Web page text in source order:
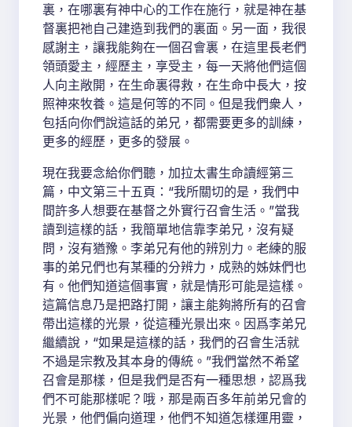
裏，在哪裏有神中心的工作在施行，就是神在基
督裏把祂自己建造到我們的裏面。另一面，我很
感謝主，讓我能夠在一個召會裏，在這里長老們
領頭愛主，經歷主，享受主，每一天將他們這個
人向主敞開，在生命裏得救，在生命中長大，按
照神來牧養。這是何等的不同。但是我們衆人，
包括向你們說這話的弟兄，都需要更多的訓練，
更多的經歷，更多的發展。
現在我要念給你們聽，加拉太書生命讀經第三
篇，中文第三十五頁：“我所關切的是，我們中
間許多人想要在基督之外實行召會生活。”當我
讀到這樣的話，我簡單地信靠李弟兄，沒有疑
問，沒有猶豫。李弟兄有他的辨別力。老練的服
事的弟兄們也有某種的分辨力，成熟的姊妹們也
有。他們知道這個事實，就是情形可能是這樣。
這篇信息乃是把路打開，讓主能夠將所有的召會
帶出這樣的光景，從這種光景出來。因爲李弟兄
繼續說，“如果是這樣的話，我們的召會生活就
不過是宗教及其本身的傳統。”我們當然不希望
召會是那樣，但是我們是否有一種思想，認爲我
們不可能那樣呢？哦，那是兩百多年前弟兄會的
光景，他們偏向道理，他們不知道怎樣運用靈，